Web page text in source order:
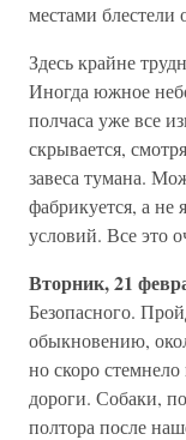
местами
Здесь крайне
Иногда южное
полчаса уже все
скрывается,
завеса тумана.
фабрикуется, а не
условий. Все это
Вторник, 21
Безопасного.
обыкновению,
но скоро стемнело
дороги. Собаки,
полтора после